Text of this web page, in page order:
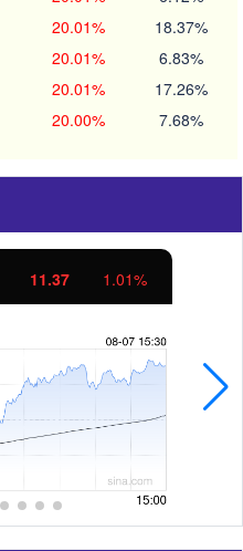
20.01% 18.37%
20.01% 6.83%
20.01% 17.26%
20.00% 7.68%
11.37 1.01%